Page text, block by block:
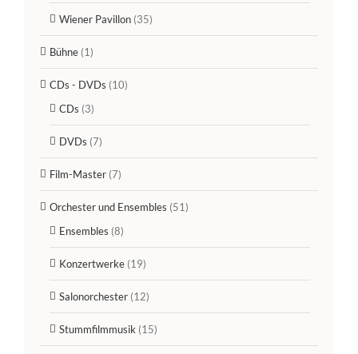
Wiener Pavillon (35)
Bühne (1)
CDs - DVDs (10)
CDs (3)
DVDs (7)
Film-Master (7)
Orchester und Ensembles (51)
Ensembles (8)
Konzertwerke (19)
Salonorchester (12)
Stummfilmmusik (15)